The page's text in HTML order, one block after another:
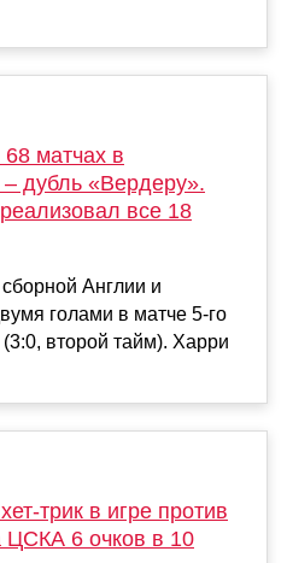
матчах в
дубль «Вердеру».
все 18
Англии и
голами в матче 5-го
второй тайм). Харри
трик в игре против
6 очков в 10